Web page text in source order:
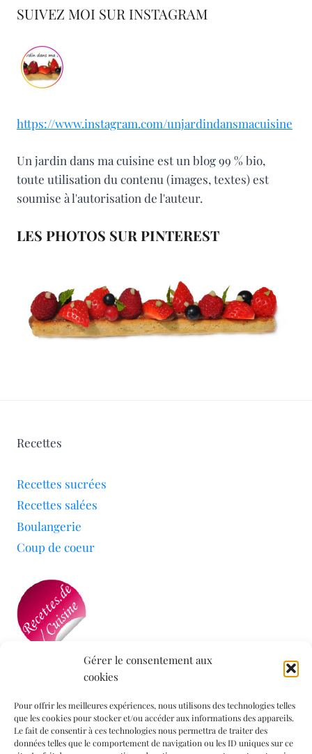
Gérer le consentement aux
cookies
Pour offrir les meilleures expériences, nous utilisons des technologies telles
que les cookies pour stocker et/ou accéder aux informations des appareils.
Le fait de consentir à ces technologies nous permettra de traiter des
données telles que le comportement de navigation ou les ID uniques sur ce
SUIVEZ MOI SUR INSTAGRAM
https://www.instagram.com/unjardindansmacuisine
Un jardin dans ma cuisine est un blog 99 % bio,
toute utilisation du contenu (images, textes) est
soumise à l'autorisation de l'auteur.
LES PHOTOS SUR PINTEREST
Recettes
Recettes sucrées
Recettes salées
Boulangerie
Coup de coeur
Mon blog a été sélectionné par le site
Informations légales